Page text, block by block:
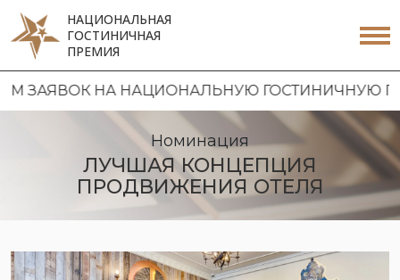
НАЦИОНАЛЬНАЯ
ГОСТИНИЧНАЯ
ПРЕМИЯ
НА НАЦИОНАЛЬНУЮ ГОСТИНИЧНУЮ
Номинация
ЛУЧШАЯ КОНЦЕПЦИЯ
ПРОДВИЖЕНИЯ ОТЕЛЯ